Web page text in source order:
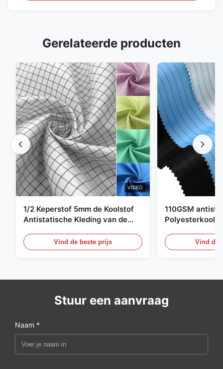
Gerelateerde producten
VIDEO
1/2 Keperstof 5mm de Koolstof
Antistatische Kleding van de
Vind de beste prijs
110GSM
Vind de
Stuur een aanvraag
Naam *